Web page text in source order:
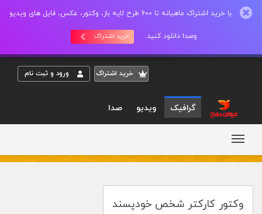
با خرید اشتراک ماهیانه تا 600 طرح لایه باز، وکتور، عکس، فایل های ویدیو
وصدا دانلود کنید. خرید اشتراک
خريد اشتراک ورود و ثبت نام
گرافیک ویدیو صدا
وکتور کارکتر شخص خودپسند